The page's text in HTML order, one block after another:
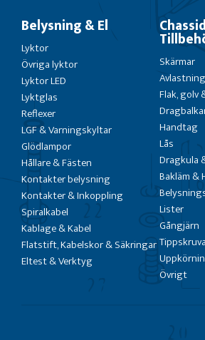
Belysning & El
Lyktor
Övriga lyktor
Lyktor LED
Lyktglas
Reflexer
LGF & Varningskyltar
Glödlampor
Hållare & Fästen
Kontakter belysning
Kontakter & Inkoppling
Spiralkabel
Kablage & Kabel
Flatstift, Kabelskor & Säkringar
Eltest & Verktyg
Skärmar
Flak, golv
Handtag
Lås
Dragkula
Bakläm &
Lister
Gångjärn
Övrigt